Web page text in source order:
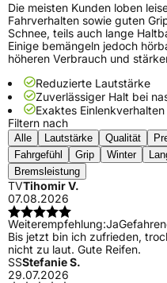
Die meisten Kunden loben
Fahrverhalten sowie guten
Schnee, teils auch lange
Einige bemängeln jedoch
höheren Verbrauch und
Reduzierte Lautstärke
Zuverlässiger Halt bei
Exaktes Einlenkverhalten
Filtern nach
Alle Lautstärke Qualität
Fahrgefühl
Grip Winter
Bremsleistung
TVTihomir V.
07.08.2026
Weiterempfehlung:Ja
Bis jetzt bin ich zufrieden,
nicht zu laut. Gute Reifen.
SSStefanie S.
29.07.2026